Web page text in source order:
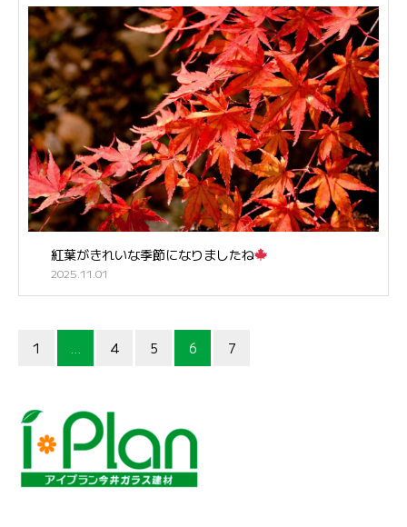
紅葉がきれいな季節になりましたね
2025.11.01
1 … 4 5 6 7